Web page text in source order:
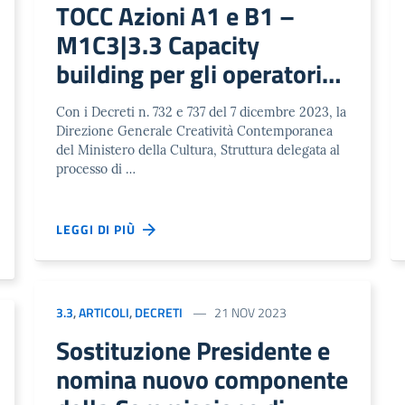
TOCC Azioni A1 e B1 –
M1C3|3.3 Capacity
building per gli operatori
della cultura per gestire la
transizione digitale e verde
Con i Decreti n. 732 e 737 del 7 dicembre 2023, la
Direzione Generale Creatività Contemporanea
del Ministero della Cultura, Struttura delegata al
processo di …
LEGGI DI PIÙ
3.3,ARTICOLI,DECRETI 21 NOV 2023
Sostituzione Presidente e
nomina nuovo componente